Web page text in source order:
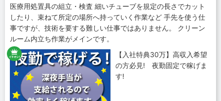
医療用処置具の組立・検査 細いチューブを規定の長さでカット
したり、束ねて所定の場所へ持っていく作業など 手先を使う仕
事ですが、技術を要する難しい仕事ではありません。 クリーン
ルーム内立ち作業がメインです。
【入社特典30万】高収入希望
の方必見! 夜勤固定で稼げま
す!